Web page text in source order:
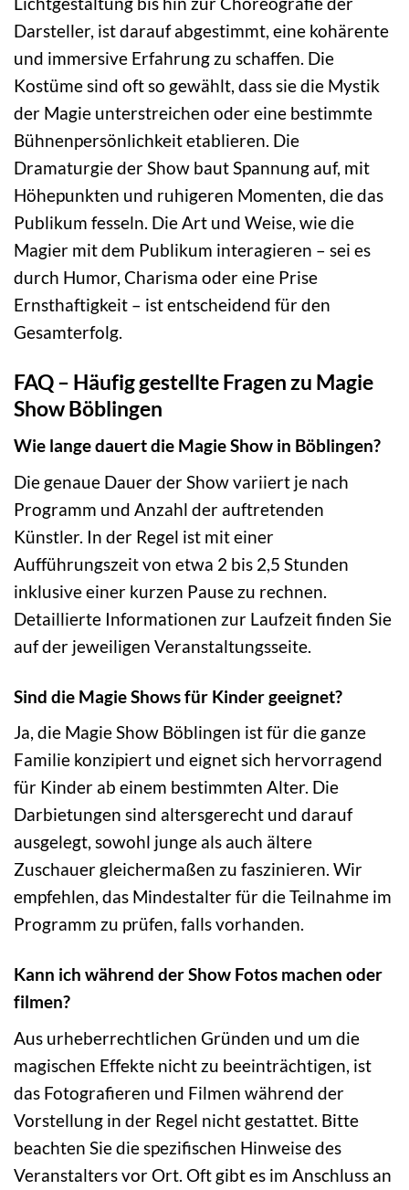
Darsteller, ist darauf abgestimmt, eine kohärente
und immersive Erfahrung zu schaffen. Die
Kostüme sind oft so gewählt, dass sie die Mystik
der Magie unterstreichen oder eine bestimmte
Bühnenpersönlichkeit etablieren. Die
Dramaturgie der Show baut Spannung auf, mit
Höhepunkten und ruhigeren Momenten, die das
Publikum fesseln. Die Art und Weise, wie die
Magier mit dem Publikum interagieren – sei es
durch Humor, Charisma oder eine Prise
Ernsthaftigkeit – ist entscheidend für den
Gesamterfolg.
FAQ – Häufig gestellte Fragen zu Magie
Show Böblingen
Wie lange dauert die Magie Show in Böblingen?
Die genaue Dauer der Show variiert je nach
Programm und Anzahl der auftretenden
Künstler. In der Regel ist mit einer
Aufführungszeit von etwa 2 bis 2,5 Stunden
inklusive einer kurzen Pause zu rechnen.
Detaillierte Informationen zur Laufzeit finden Sie
auf der jeweiligen Veranstaltungsseite.
Sind die Magie Shows für Kinder geeignet?
Ja, die Magie Show Böblingen ist für die ganze
Familie konzipiert und eignet sich hervorragend
für Kinder ab einem bestimmten Alter. Die
Darbietungen sind altersgerecht und darauf
ausgelegt, sowohl junge als auch ältere
Zuschauer gleichermaßen zu faszinieren. Wir
empfehlen, das Mindestalter für die Teilnahme im
Programm zu prüfen, falls vorhanden.
Kann ich während der Show Fotos machen oder
filmen?
Aus urheberrechtlichen Gründen und um die
magischen Effekte nicht zu beeinträchtigen, ist
das Fotografieren und Filmen während der
Vorstellung in der Regel nicht gestattet. Bitte
beachten Sie die spezifischen Hinweise des
Veranstalters vor Ort. Oft gibt es im Anschluss an